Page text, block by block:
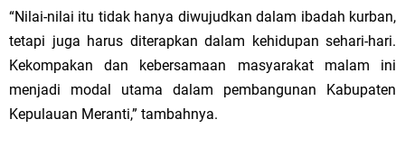
“Nilai-nilai itu tidak hanya diwujudkan dalam ibadah kurban,
tetapi juga harus diterapkan dalam kehidupan sehari-hari.
Kekompakan dan kebersamaan masyarakat malam ini
menjadi modal utama dalam pembangunan Kabupaten
Kepulauan Meranti,” tambahnya.